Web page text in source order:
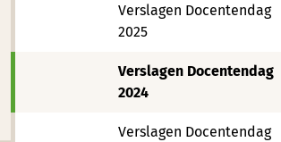
Verslagen Docentendag
2025
Verslagen Docentendag
2024
Verslagen Docentendag